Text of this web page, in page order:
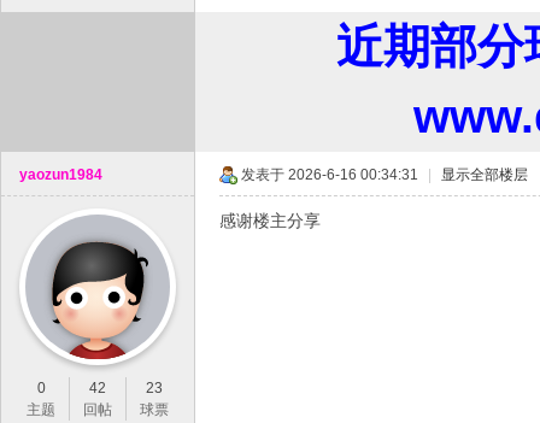
近期部分
yaozun1984
0
主题
42
回帖
23
球票
发表于 2026-6-16 00:34:31 显示全部楼层
感谢楼主分享